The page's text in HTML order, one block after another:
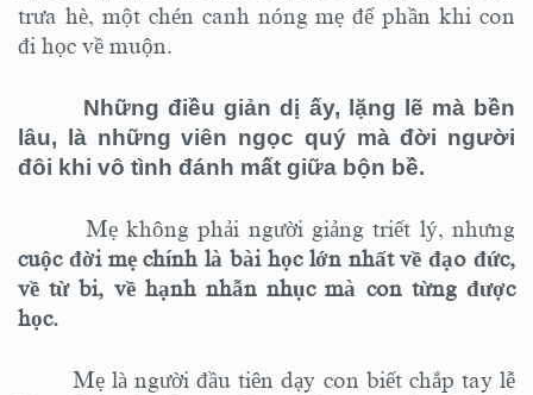
trưa hè, một chén canh nóng mẹ để phần khi con
đi học về muộn.
Những điều giản dị ấy, lặng lẽ mà bền
lâu, là những viên ngọc quý mà đời người
đôi khi vô tình đánh mất giữa bộn bề.
Mẹ không phải người giảng triết lý, nhưng
cuộc đời mẹ chính là bài học lớn nhất về đạo đức,
về từ bi, về hạnh nhẫn nhục mà con từng được
học.
Mẹ là người đầu tiên dạy con biết chắp tay lễ